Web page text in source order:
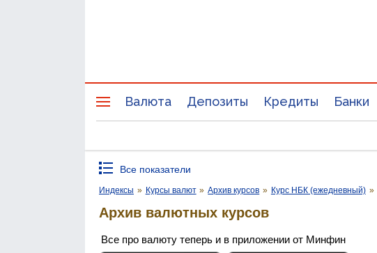
Валюта Депозиты Кредиты Банки
Все показатели
Индексы » Курсы валют » Архив курсов » Курс НБК (ежедневный) »
Архив валютных курсов
Все про валюту теперь и в приложении от Минфин